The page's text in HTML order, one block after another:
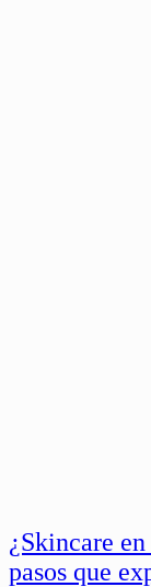
¿Skincare
pasos que